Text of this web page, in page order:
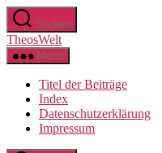
Zum
Inhalt
springen
Suchen
TheosWelt
Menü
Titel der Beiträge
Index
Datenschutzerklärung
Impressum